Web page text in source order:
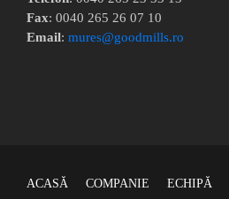
Fax: 0040 265 26 07 10
Email: mures@goodmills.ro
ACASĂ COMPANIE ECHIPĂ